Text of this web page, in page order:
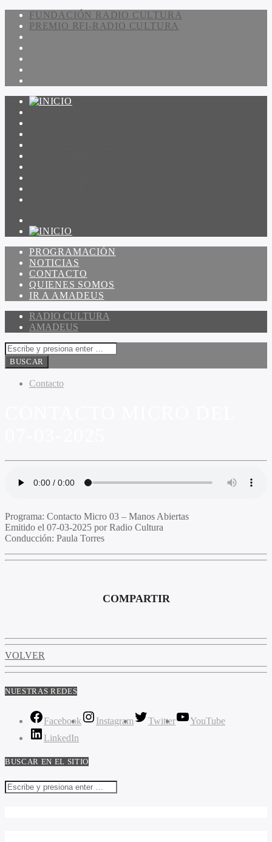
FUNDACIÓN RADIO CULTURA
PREMIO RFI-RADIO CULTURA
PROGRAMACIÓN
NOTICIAS
CONTACTO
QUIENES SOMOS
IR A AMADEUS
RADIO CULTURA
AMADEUS
Contacto
Programa: Contacto Micro 03 – Manos Abiertas
Emitido el 07-03-2025 por Radio Cultura
Conducción: Paula Torres
COMPARTIR
VOLVER
NUESTRAS REDES
Facebook Instagram Twitter
YouTube
LinkedIn
BUSCAR EN EL SITIO